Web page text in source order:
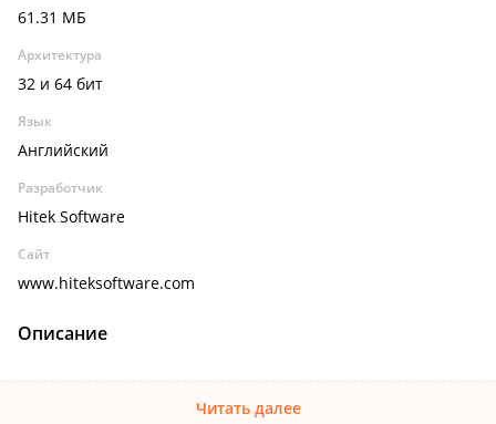
61.31 МБ
Архитектура
32 и 64 бит
Язык
Английский
Разработчик
Hitek Software
Сайт
www.hiteksoftware.com
Описание
Читать далее